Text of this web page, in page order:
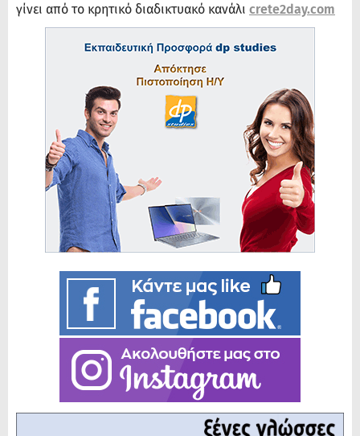
γίνει από το κρητικό διαδικτυακό κανάλι crete2day.com